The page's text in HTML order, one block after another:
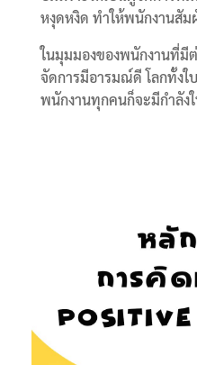
หงุดหงิด ทำให้พนักงานสัม
ในมุมมองของพนักงานที่มี
จัดการมีอารมณ์ดี โลกทั้ง
พนักงานทุกคนก็จะมีกำลัง